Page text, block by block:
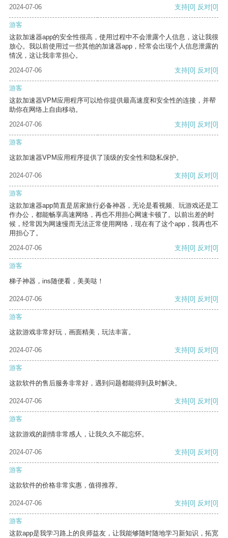
2024-07-06 支持[0] 反对[0]
游客
这款加速器app的安全性很高，使用过程中不会泄露个人信息，这让我很
放心。我以前使用过一些其他的加速器app，经常会出现个人信息泄露的
情况，这让我非常担心。
2024-07-06
支持[0] 反对[0]
游客
这款加速器VPM应用程序可以给你提供最高速度和安全性的连接，并帮
助你在网络上自由移动。
2024-07-06
支持[0] 反对[0]
游客
这款加速器VPM应用程序提供了顶级的安全性和隐私保护。
2024-07-06 支持[0] 反对[0]
游客
这款加速器app简直是居家旅行必备神器，无论是看视频、玩游戏还是工
作办公，都能畅享高速网络，再也不用担心网速卡顿了。以前出差的时
候，经常因为网速慢而无法正常使用网络，现在有了这个app，我再也不
用担心了。
2024-07-06
支持[0] 反对[0]
游客
梯子神器，ins随便看，美美哒！
2024-07-06 支持[0] 反对[0]
游客
这款游戏非常好玩，画面精美，玩法丰富。
2024-07-06 支持[0] 反对[0]
游客
这款软件的售后服务非常好，遇到问题都能得到及时解决。
2024-07-06 支持[0] 反对[0]
游客
这款游戏的剧情非常感人，让我久久不能忘怀。
2024-07-06 支持[0] 反对[0]
游客
这款软件的价格非常实惠，值得推荐。
2024-07-06 支持[0] 反对[0]
游客
这款app是我学习路上的良师益友，让我能够随时随地学习新知识，拓宽